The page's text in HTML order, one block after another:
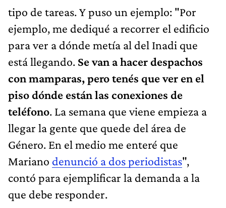
tipo de tareas. Y puso un ejemplo: "Por
ejemplo, me dediqué a recorrer el edificio
para ver a dónde metía al del Inadi que
está llegando. Se van a hacer despachos
con mamparas, pero tenés que ver en el
piso dónde están las conexiones de
teléfono. La semana que viene empieza a
llegar la gente que quede del área de
Género. En el medio me enteré que
Mariano denunció a dos periodistas",
contó para ejemplificar la demanda a la
que debe responder.